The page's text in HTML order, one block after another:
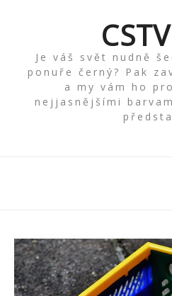
Je váš svět nudně
ponuře černý? Pak
a my vám ho
nejjasnějšími